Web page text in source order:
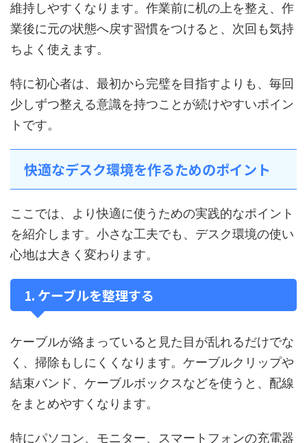
維持しやすくなります。作業前に机の上を整え、作
業後に元の状態へ戻す習慣をつけると、次回も気持
ちよく使えます。
特に初心者は、最初から完璧を目指すよりも、毎回
少しずつ整える意識を持つことが続けやすいポイン
トです。
快適なデスク環境を作るためのポイント
ここでは、より快適に使うための実践的なポイント
を紹介します。小さな工夫でも、デスク環境の使い
心地は大きく変わります。
1. ケーブルを整理する
ケーブルが絡まっていると見た目が乱れるだけでな
く、掃除もしにくくなります。ケーブルクリップや
結束バンド、ケーブルボックスなどを使うと、配線
をまとめやすくなります。
特にパソコン、モニター、スマートフォンの充電器